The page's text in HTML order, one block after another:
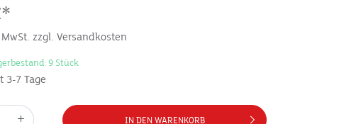
zzgl. Versandkosten
9 Stück
3-7 Tage
IN DEN WARENKORB